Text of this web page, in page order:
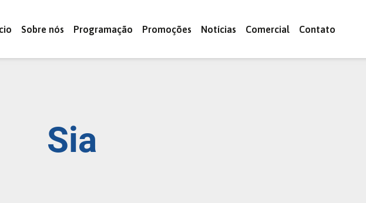
Sobre nós Programação Promoções Notícias Comercial Contato
Sia